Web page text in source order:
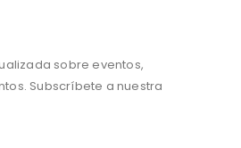
sobre eventos,
Subscríbete a nuestra